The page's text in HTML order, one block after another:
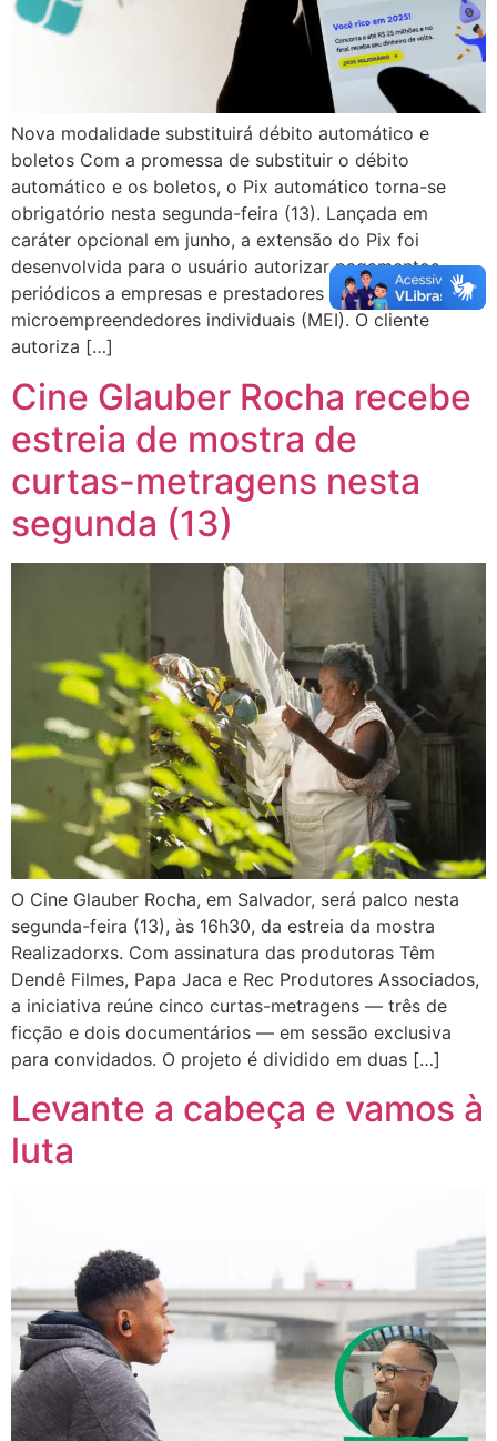
Nova modalidade substituirá débito automático e
boletos Com a promessa de substituir o débito
automático e os boletos, o Pix automático torna-se
obrigatório nesta segunda-feira (13). Lançada em
caráter opcional em junho, a extensão do Pix foi
desenvolvida para o usuário autorizar pagamentos
periódicos a empresas e prestadores de serviços, como
microempreendedores individuais (MEI). O cliente
autoriza […]
Cine Glauber Rocha recebe
estreia de mostra de
curtas-metragens nesta
segunda (13)
O Cine Glauber Rocha, em Salvador, será palco nesta
segunda-feira (13), às 16h30, da estreia da mostra
Realizadorxs. Com assinatura das produtoras Têm
Dendê Filmes, Papa Jaca e Rec Produtores Associados,
a iniciativa reúne cinco curtas-metragens — três de
ficção e dois documentários — em sessão exclusiva
para convidados. O projeto é dividido em duas […]
Levante a cabeça e vamos à
luta